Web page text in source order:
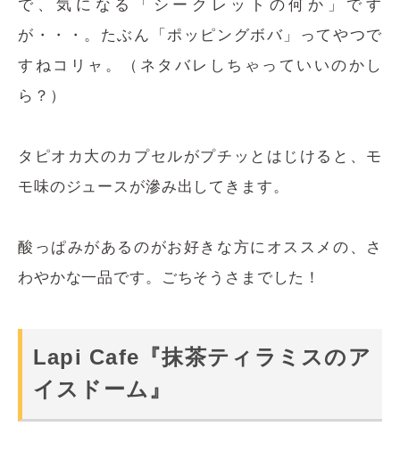
で、気になる「シークレットの何か」です
が・・・。たぶん「ポッピングボバ」ってやつで
すねコリャ。（ネタバレしちゃっていいのかし
ら？）
タピオカ大のカプセルがプチッとはじけると、モ
モ味のジュースが滲み出してきます。
酸っぱみがあるのがお好きな方にオススメの、さ
わやかな一品です。ごちそうさまでした！
Lapi Cafe『抹茶ティラミスのア
イスドーム』